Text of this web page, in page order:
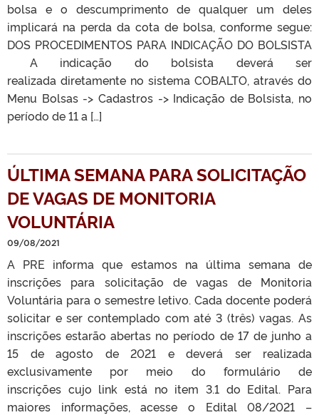
bolsa e o descumprimento de qualquer um deles
implicará na perda da cota de bolsa, conforme segue:
DOS PROCEDIMENTOS PARA INDICAÇÃO DO BOLSISTA
A indicação do bolsista deverá ser
realizada diretamente no sistema COBALTO, através do
Menu Bolsas -> Cadastros -> Indicação de Bolsista, no
período de 11 a […]
ÚLTIMA SEMANA PARA SOLICITAÇÃO
DE VAGAS DE MONITORIA
VOLUNTÁRIA
09/08/2021
A PRE informa que estamos na última semana de
inscrições para solicitação de vagas de Monitoria
Voluntária para o semestre letivo. Cada docente poderá
solicitar e ser contemplado com até 3 (três) vagas. As
inscrições estarão abertas no período de 17 de junho a
15 de agosto de 2021 e deverá ser realizada
exclusivamente por meio do formulário de
inscrições cujo link está no item 3.1 do Edital. Para
maiores informações, acesse o Edital 08/2021 –